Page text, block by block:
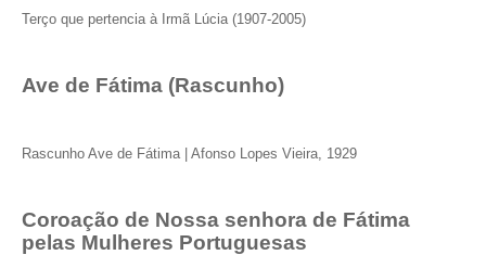
Terço que pertencia à Irmã Lúcia (1907-2005)
Ave de Fátima (Rascunho)
Rascunho Ave de Fátima | Afonso Lopes Vieira, 1929
Coroação de Nossa senhora de Fátima
pelas Mulheres Portuguesas